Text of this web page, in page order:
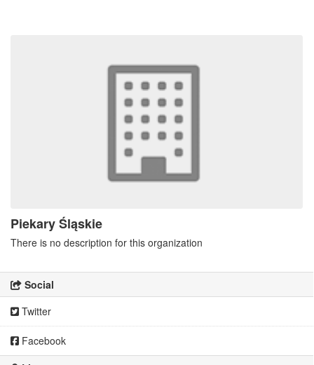
Piekary Śląskie
There is no description for this organization
Social
Twitter
Facebook